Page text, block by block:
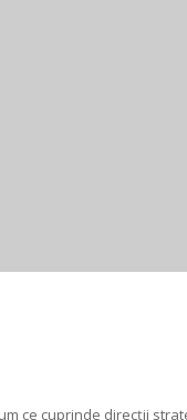
ce cuprinde direcții